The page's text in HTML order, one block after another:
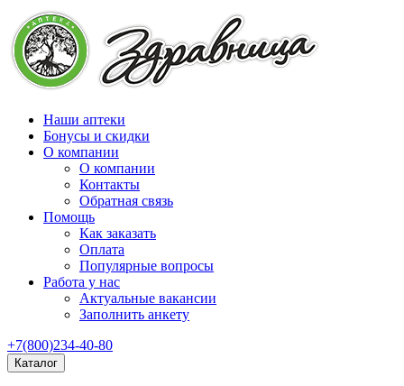
Наши аптеки
Бонусы и скидки
О компании
О компании
Контакты
Обратная связь
Помощь
Как заказать
Оплата
Популярные вопросы
Работа у нас
Актуальные вакансии
Заполнить анкету
+7(800)234-40-80
Каталог